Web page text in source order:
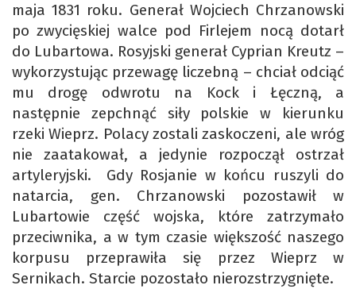
maja 1831 roku. Generał Wojciech Chrzanowski
po zwycięskiej walce pod Firlejem nocą dotarł
do Lubartowa. Rosyjski generał Cyprian Kreutz –
wykorzystując przewagę liczebną – chciał odciąć
mu drogę odwrotu na Kock i Łęczną, a
następnie zepchnąć siły polskie w kierunku
rzeki Wieprz. Polacy zostali zaskoczeni, ale wróg
nie zaatakował, a jedynie rozpoczął ostrzał
artyleryjski. Gdy Rosjanie w końcu ruszyli do
natarcia, gen. Chrzanowski pozostawił w
Lubartowie część wojska, które zatrzymało
przeciwnika, a w tym czasie większość naszego
korpusu przeprawiła się przez Wieprz w
Sernikach. Starcie pozostało nierozstrzygnięte.